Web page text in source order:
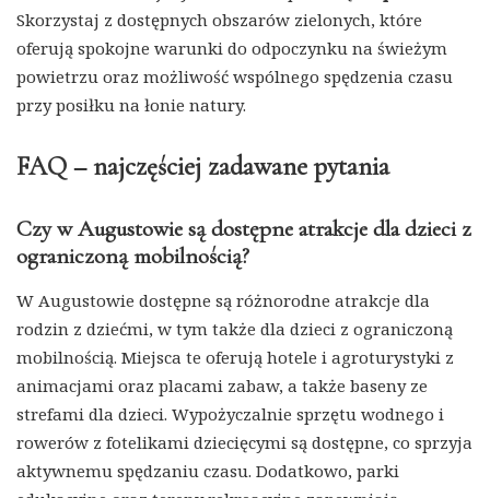
Skorzystaj z dostępnych obszarów zielonych, które
oferują spokojne warunki do odpoczynku na świeżym
powietrzu oraz możliwość wspólnego spędzenia czasu
przy posiłku na łonie natury.
FAQ – najczęściej zadawane pytania
Czy w Augustowie są dostępne atrakcje dla dzieci z
ograniczoną mobilnością?
W Augustowie dostępne są różnorodne atrakcje dla
rodzin z dziećmi, w tym także dla dzieci z ograniczoną
mobilnością. Miejsca te oferują hotele i agroturystyki z
animacjami oraz placami zabaw, a także baseny ze
strefami dla dzieci. Wypożyczalnie sprzętu wodnego i
rowerów z fotelikami dziecięcymi są dostępne, co sprzyja
aktywnemu spędzaniu czasu. Dodatkowo, parki